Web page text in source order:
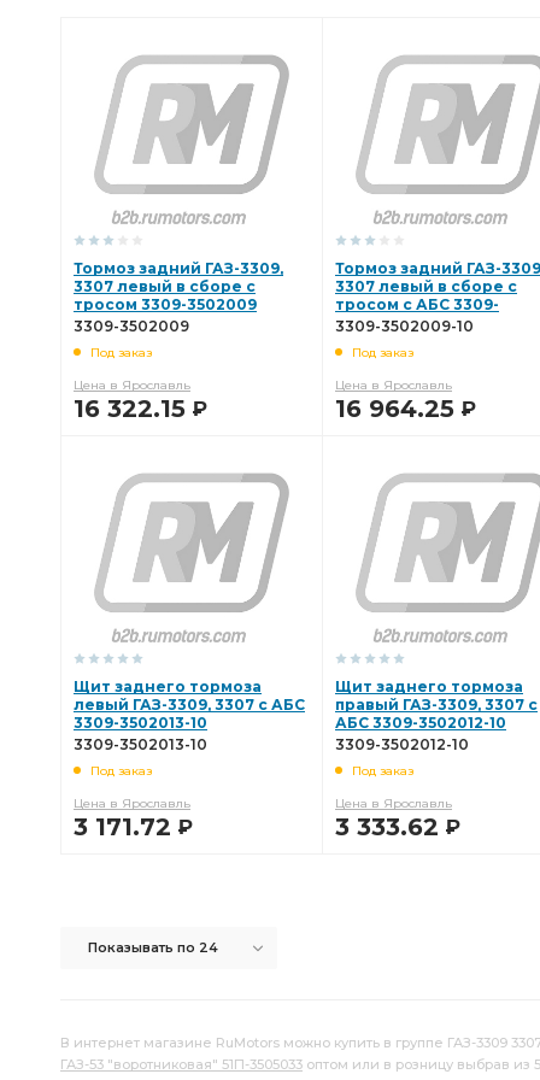
Щит переднего тормоза полости главного
Цилиндр рабочий тормозной рабочий тормозной
правый в сборе тормозной передний Трубка от
тройника к правому заднему тройника к правому
Рычаг ручного тормоза Цилиндр главный Шланг
Колодка тормозная тормозной системы Барабан
сборе с тросом Трос ручного тормоза передний
Трос ручного тормоза комплект-3шт. ручного тормоза
Цилиндр главный тормозной главный тормозной
главного цилиндра к шлангу Трубка от первичной
Шланг вакуумного Шланг вакуумного усилителя
тормоза ГАЗ-3308,66 Волга ГАЗель задний ГАЗель
Тормоз задний ГАЗ-3309,
3307 левый в сборе с
тросом 3309-3502009
3309-3502009
Под заказ
Цена в Ярославль
16 322.15 Р
Тормоз задний ГАЗ-
3307 левый в сборе с
тросом с АБС 3309-
3502009-10
3309-3502009-10
Под заказ
Цена в Ярославль
16 964.25 Р
Щит заднего тормоза
левый ГАЗ-3309, 3307 с АБС
3309-3502013-10
3309-3502013-10
Под заказ
Цена в Ярославль
3 171.72 Р
Щит заднего тормоза
правый ГАЗ-3309, 3307 с
АБС 3309-3502012-10
3309-3502012-10
Под заказ
Цена в Ярославль
3 333.62 Р
Показывать по 24
В интернет магазине RuMotors можно купить в группе ГАЗ-3309
ГАЗ-53 "воротниковая" 51П-3505033 оптом или в розницу выбрав из